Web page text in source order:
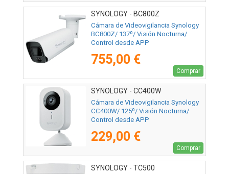
SYNOLOGY - BC800Z
Cámara de Videovigilancia Synology
BC800Z/ 137º/ Visión Nocturna/
Control desde APP
755,00 €
Comprar
SYNOLOGY - CC400W
Cámara de Videovigilancia Synology
CC400W/ 125º/ Visión Nocturna/
Control desde APP
229,00 €
Comprar
SYNOLOGY - TC500